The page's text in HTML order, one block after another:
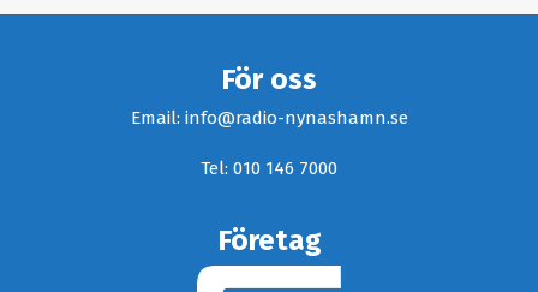
För oss
Email: info@radio-nynashamn.se
Tel: 010 146 7000
Företag